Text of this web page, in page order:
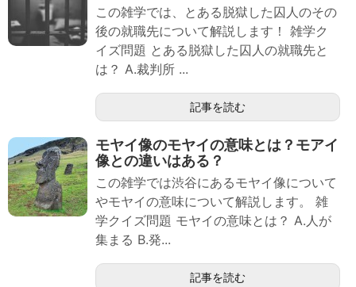
この雑学では、とある脱獄した囚人のその
後の就職先について解説します！ 雑学ク
イズ問題 とある脱獄した囚人の就職先と
は？ A.裁判所 ...
記事を読む
モヤイ像のモヤイの意味とは？モアイ
像との違いはある？
この雑学では渋谷にあるモヤイ像について
やモヤイの意味について解説します。 雑
学クイズ問題 モヤイの意味とは？ A.人が
集まる B.発...
記事を読む